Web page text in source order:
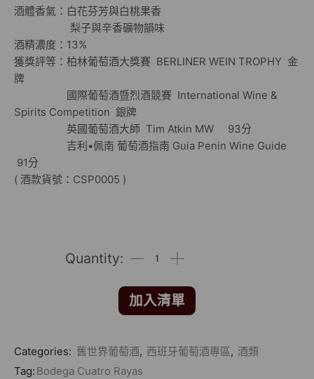
酒體香氣：白花芬芳與白桃果香
梨子與辛香礦物韻味
酒精濃度：13%
獲獎評等：柏林葡萄酒大獎賽 BERLINER WEIN TROPHY 金
牌
國際葡萄酒暨烈酒競賽 International Wine &
Spirits Competition 銀牌
英國葡萄酒大師 Tim Atkin MW 93分
吉利•佩南 葡萄酒指南 Guia Penin Wine Guide
91分
( 酒款貨號：CSP0005 )
加入清單
Categories: 舊世界葡萄酒, 西班牙葡萄酒專區, 酒類
Tag: Bodega Cuatro Rayas